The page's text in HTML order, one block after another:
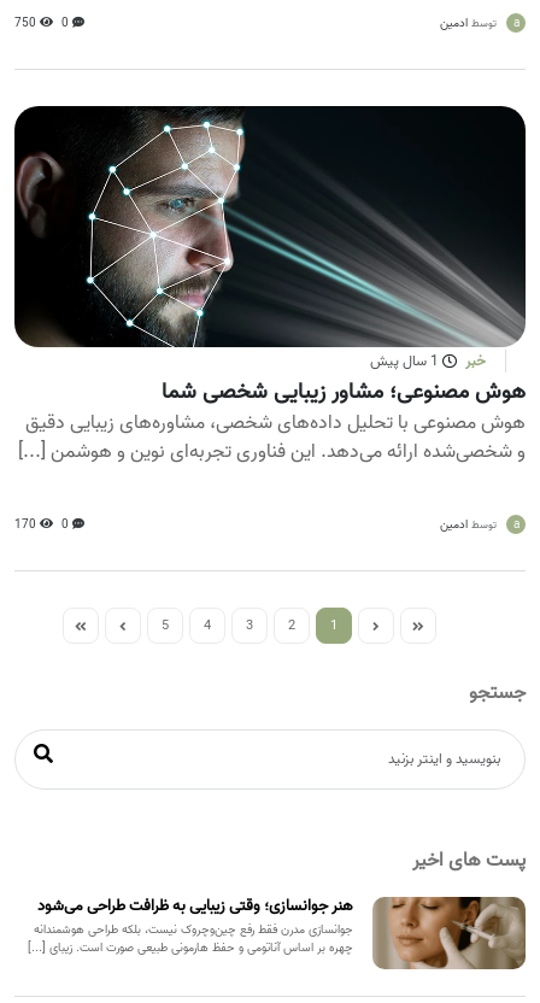
a توسط ادمین 0
750
خبر 1 سال پیش
هوش مصنوعی؛ مشاور زیبایی شخصی شما
هوش مصنوعی با تحلیل داده‌های شخصی، مشاوره‌های زیبایی دقیق
و شخصی‌شده ارائه می‌دهد. این فناوری تجربه‌ای نوین و هوشمن [...]
a توسط ادمین 0
170
1
2
3
4
5
جستجو
پست های اخیر
هنر جوانسازی؛ وقتی زیبایی به ظرافت طراحی می‌شود
جوانسازی مدرن فقط رفع چین‌وچروک نیست، بلکه طراحی هوشمندانه
چهره بر اساس آناتومی و حفظ هارمونی طبیعی صورت است. زیبای [...]